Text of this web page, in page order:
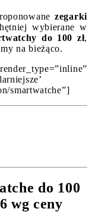
zegarki
wybierane w
do 100 zł,
na bieżąco.
smartwatche”]
do 100
wg ceny